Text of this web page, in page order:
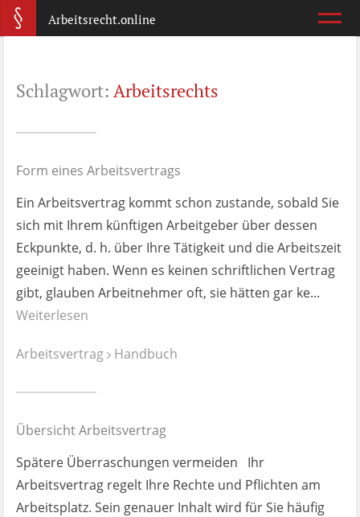
Arbeitsrecht.online
Was ist wichtig?
Wie reagiere ich?
Kündigung
Was jetzt?
Aufhebungsvertrag
Wann lohnt er sich?
Zeugnis
Ist es wirklich gut?
News
Impressum
Schlagwort: Arbeitsrechts
Form eines Arbeitsvertrags
Ein Arbeitsvertrag kommt schon zustande, sobald Sie
sich mit Ihrem künftigen Arbeitgeber über dessen
Eckpunkte, d. h. über Ihre Tätigkeit und die Arbeitszeit
geeinigt haben. Wenn es keinen schriftlichen Vertrag
gibt, glauben Arbeitnehmer oft, sie hätten gar ke...
Weiterlesen
Arbeitsvertrag Handbuch
Übersicht Arbeitsvertrag
Spätere Überraschungen vermeiden Ihr
Arbeitsvertrag regelt Ihre Rechte und Pflichten am
Arbeitsplatz. Sein genauer Inhalt wird für Sie häufig